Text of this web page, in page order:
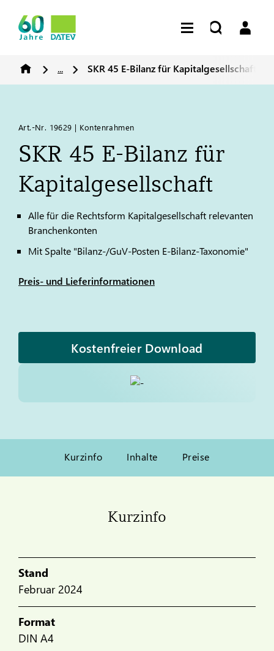
... SKR 45 E-Bilanz für Kapitalgesellschaft
Art.-Nr. 19629 | Kontenrahmen
SKR 45 E-Bilanz für
Kapitalgesellschaft
Alle für die Rechtsform Kapitalgesellschaft relevanten
Branchenkonten
Mit Spalte "Bilanz-/GuV-Posten E-Bilanz-Taxonomie"
Preis- und Lieferinformationen
Kostenfreier Download
Kurzinfo Inhalte Preise
Kurzinfo
Stand
Februar 2024
Format
DIN A4